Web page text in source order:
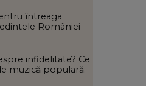
întreaga
României
infidelitate? Ce
muzică populară: